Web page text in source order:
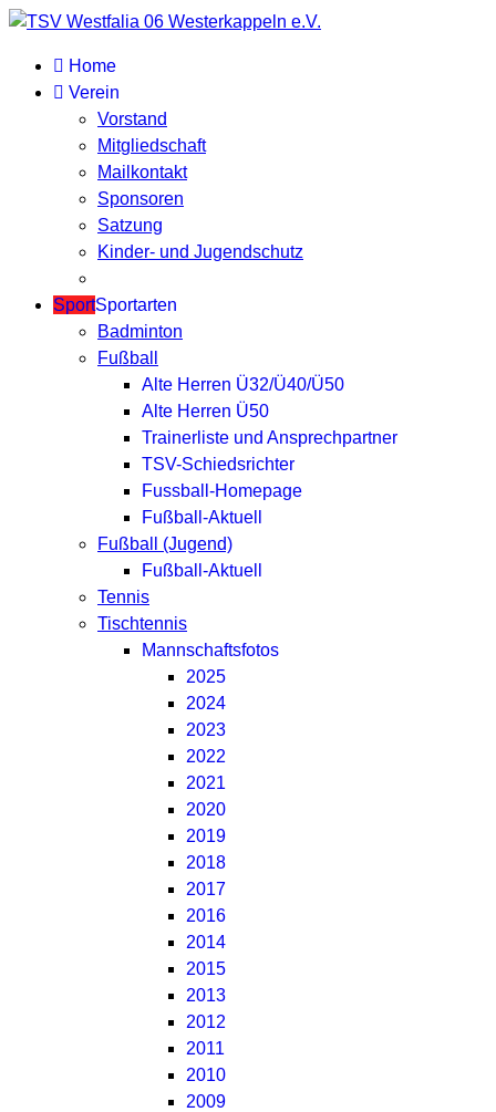
Home
Verein
Vorstand
Mitgliedschaft
Mailkontakt
Sponsoren
Satzung
Kinder- und Jugendschutz
SportSportarten
Badminton
Fußball
Alte Herren Ü32/Ü40/Ü50
Alte Herren Ü50
Trainerliste und Ansprechpartner
TSV-Schiedsrichter
Fussball-Homepage
Fußball-Aktuell
Fußball (Jugend)
Fußball-Aktuell
Tennis
Tischtennis
Mannschaftsfotos
2025
2024
2023
2022
2021
2020
2019
2018
2017
2016
2014
2015
2013
2012
2011
2010
2009